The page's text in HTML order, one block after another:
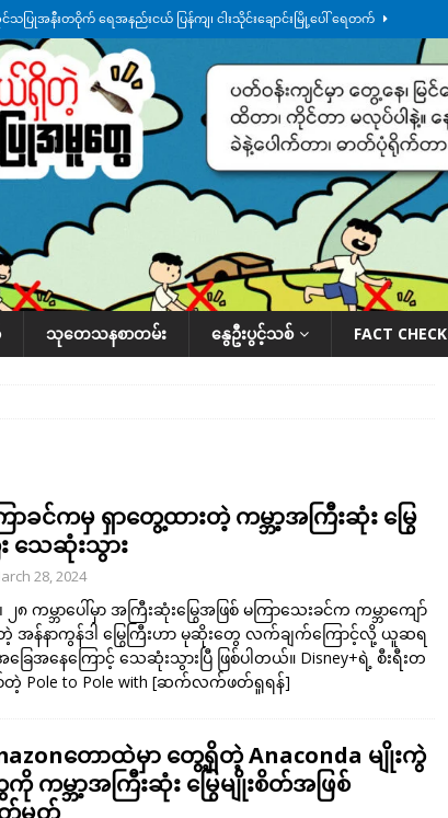
သပြုအနီးတဝိုက် ရေအနည်းငယ် ပြန်ကျ၊ ငါးသိုင်းချောင်းမြို့ပေါ် ရေတက်
း ထူးကဲဒီရေ အ​မြင့် ၂၁ ပေကျော်အထိ တက်မယ်လို့ သတိပေး ဒေသအလိုက်
က်လာတဲ့ ဦးမင်အောင်လှိုင်ကို ထိုင်းလွှတ်တော်အမတ် အော်ဟစ်ဆန္ဒပြ
စ်ရက်မြောက်နေ့မှာ ငသိုင်းချောင်းမြို့ကို ရေစတင်ရောက်ရှိ ဒေသအလိုက် သတင်း
မှု ဥပဒေ ပိုမိုတင်းကြပ်သွားမယ်လို့ ထိုင်းဝန်ကြီး ကတိပြု နိုင်ငံတကာရေးရာ
သုတေသနစာတမ်း နွေဦးပွင့်သစ် FACT CHECK
ာခင်ကမှ ရှာတွေ့ထားတဲ့ ကမ္ဘာ့အကြီးဆုံး မြွေ
း သေဆုံးသွား
28, 2024
၂၈ ကမ္ဘာပေါ်မှာ အကြီးဆုံးမြွေအဖြစ် မကြာသေးခင်က ကမ္ဘာကျော်
အန်နာကွန်ဒါ မြွေကြီးဟာ မုဆိုးတွေ လက်ချက်ကြောင့်လို့ ယူဆရ
ြေအနေကြောင့် သေဆုံးသွားပြီ ဖြစ်ပါတယ်။ Disney+ရဲ့ စီးရီးတ
တဲ့ Pole to Pole with [ဆက်လက်ဖတ်ရှုရန်]
တောထဲမှာ တွေ့ရှိတဲ့ Anaconda မျိုးကွဲ
ကမ္ဘာ့အကြီးဆုံး မြွေမျိုးစိတ်အဖြစ်
မှတ်